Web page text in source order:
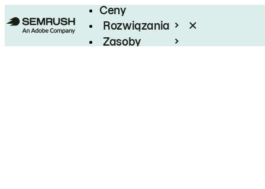
Ceny
Rozwiązania
Zasoby